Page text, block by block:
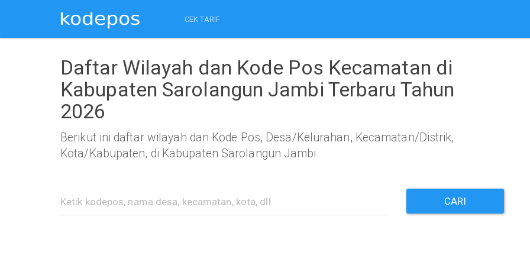
CEK TARIF
Daftar Wilayah dan Kode Pos Kecamatan di
Kabupaten Sarolangun Jambi Terbaru Tahun
2026
Berikut ini daftar wilayah dan Kode Pos, Desa/Kelurahan, Kecamatan/Distrik,
Kota/Kabupaten, di Kabupaten Sarolangun Jambi.
CARI